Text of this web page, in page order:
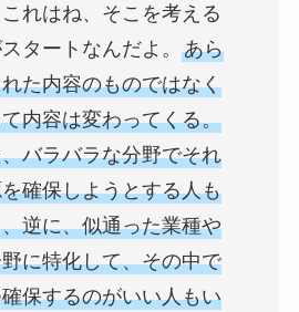
れはね、そこを考える
タートなんだよ。 あら
た内容のものではなく
内容は変わってくる。
バラバラな分野でそれ
確保しようとする人も
逆に、似通った業種や
に特化して、その中で
保するのがいい人もい